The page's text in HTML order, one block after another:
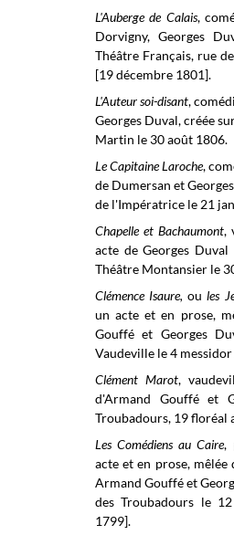
L'Auberge de Calais,
Dorvigny, Georges
Théâtre Français, rue
[19 décembre 1801].
L'Auteur soi-disant,
Georges Duval, créée
Martin le 30 août 1806.
Le Capitaine Laroche,
de Dumersan et
de l'Impératrice le 21
Chapelle et Bachaumont,
acte de Georges
Théâtre Montansier le
Clémence Isaure,ou les
un acte et en prose,
Gouffé et Georges
Vaudeville le 4
Clément Marot,
d'Armand Gouffé et
Troubadours, 19 floréal
Les Comédiens au Caire,
acte et en prose, mêlée
Armand Gouffé et
des Troubadours le
1799].